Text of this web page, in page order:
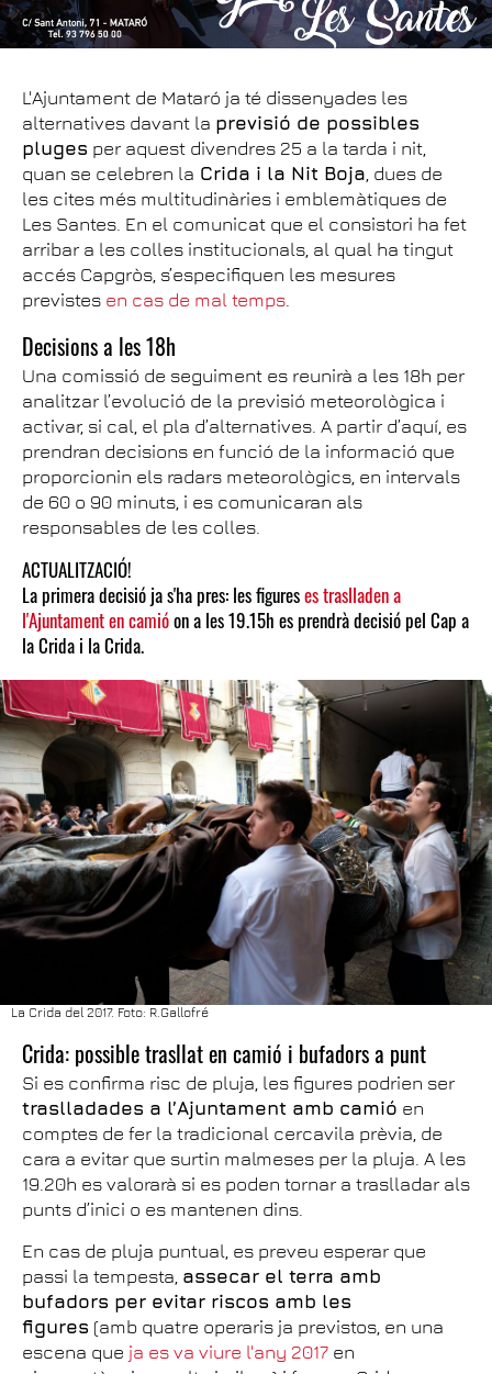
L'Ajuntament de Mataró ja té dissenyades les
alternatives davant la previsió de possibles
pluges per aquest divendres 25 a la tarda i nit,
quan se celebren la Crida i la Nit Boja , dues de
les cites més multitudinàries i emblemàtiques de
Les Santes. En el comunicat que el consistori ha fet
arribar a les colles institucionals, al qual ha tingut
accés Capgròs, s’especifiquen les mesures
previstes en cas de mal temps
Decisions a les 18h
Una comissió de seguiment es reunirà a les 18h per
analitzar l’evolució de la previsió meteorològica i
activar, si cal, el pla d’alternatives. A partir d’aquí, es
prendran decisions en funció de la informació que
proporcionin els radars meteorològics, en intervals
de 60 o 90 minuts, i es comunicaran als
responsables de les colles.
ACTUALITZACIÓ!
La primera decisió ja s'ha pres: les figureses traslladen a
l'Ajuntament en camióon a les 19.15h es prendrà decisió pel Cap a
la Crida i la Crida.
La Crida del 2017. Foto: R.Gallofré
Crida: possible trasllat en camió i bufadors a punt
Si es confirma risc de pluja, les figures podrien ser
traslladades a l’Ajuntament amb camió en
comptes de fer la tradicional cercavila prèvia, de
cara a evitar que surtin malmeses per la pluja. A les
19.20h es valorarà si es poden tornar a traslladar als
punts d’inici o es mantenen dins.
En cas de pluja puntual, es preveu esperar que
passi la tempesta, assecar el terra amb
bufadors per evitar riscos amb les
figures (amb quatre operaris ja previstos, en una
escena que ja es va viure l'any 2017 en